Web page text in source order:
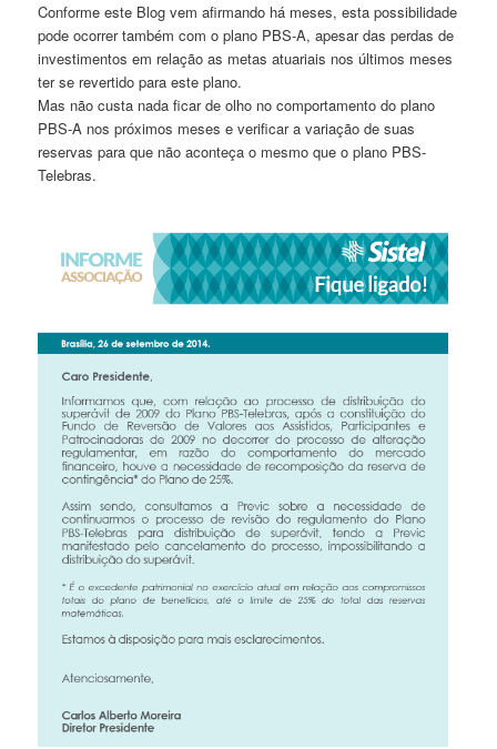
Conforme este Blog vem afirmando há meses, esta possibilidade
pode ocorrer também com o plano PBS-A, apesar das perdas de
investimentos em relação as metas atuariais nos últimos meses
ter se revertido para este plano.
Mas não custa nada ficar de olho no comportamento do plano
PBS-A nos próximos meses e verificar a variação de suas
reservas para que não aconteça o mesmo que o plano PBS-
Telebras.